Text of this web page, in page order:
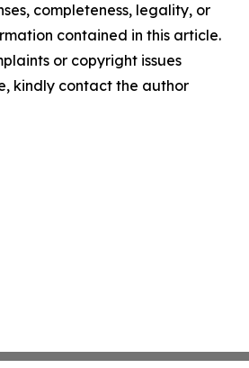
completeness, legality, or
contained in this article.
or copyright issues
kindly contact the author